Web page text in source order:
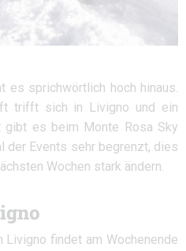
es sprichwörtlich hoch hinaus.
trifft sich in Livigno und ein
gibt es beim Monte Rosa Sky
der Events sehr begrenzt, dies
Wochen stark ändern.
Livigno findet am Wochenende